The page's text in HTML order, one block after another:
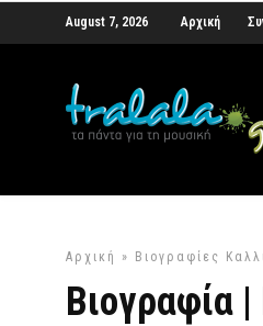
August 7, 2026 Αρχική
Αρχική » Βιογραφίες
Βιογραφία